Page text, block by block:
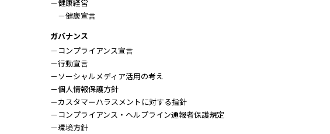
－健康経営
－健康宣言
ガバナンス
－コンプライアンス宣言
－行動宣言
－ソーシャルメディア活用の考え
－個人情報保護方針
－カスタマーハラスメントに対する指針
－コンプライアンス・ヘルプライン通報者保護規定
－環境方針